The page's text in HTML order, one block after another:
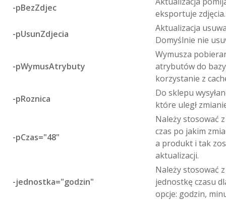
-pBezZdjec
eksportuje zdjęcia.
-pUsunZdjecia
Aktualizacja
Domyślnie nie
-pWymusAtrybuty
Wymusza
atrybutów do
korzystanie z
-pRoznica
Do sklepu
które uległ
-pCzas="48"
Należy stosować
czas po jakim
a produkt i tak
aktualizacji.
-jednostka="godzin"
Należy stosować
jednostkę czasu
opcje: godzin,